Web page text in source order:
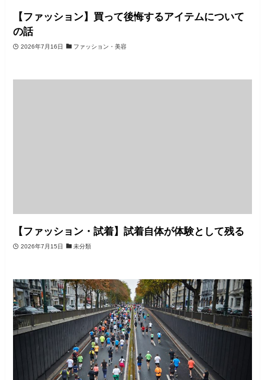
【ファッション】買って後悔するアイテムについて
の話
2026年7月16日 ファッション・美容
【ファッション・試着】試着自体が体験として残る
2026年7月15日 未分類